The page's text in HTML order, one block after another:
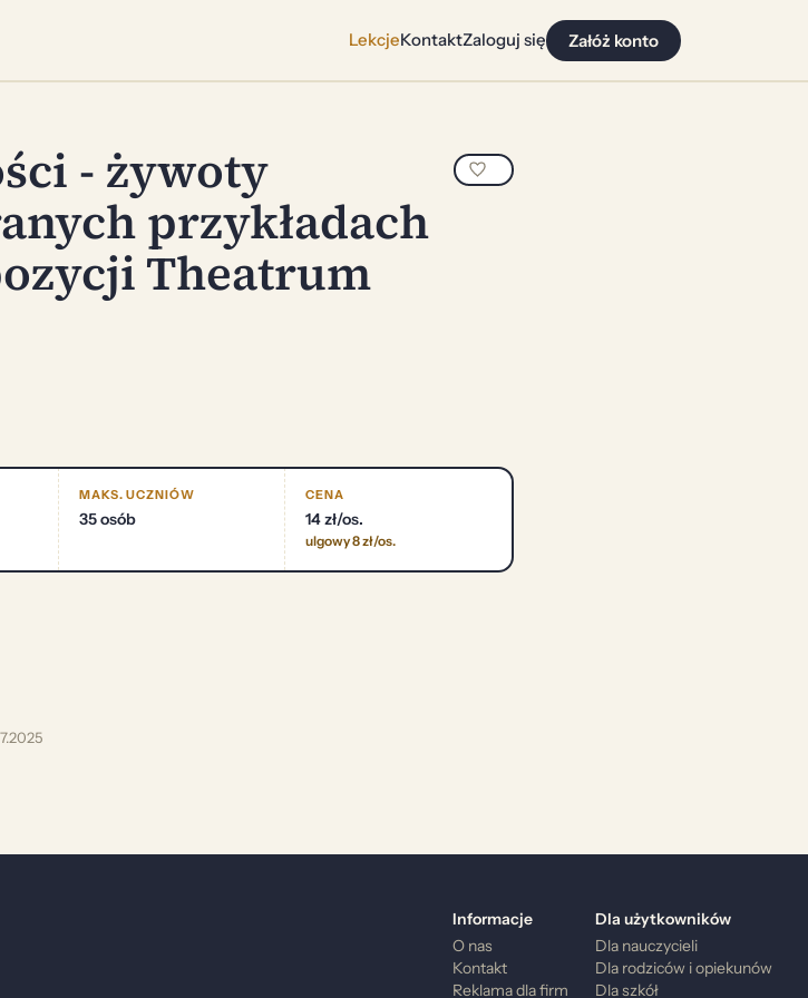
LekcjeKontaktZaloguj się Załóż konto
- żywoty
przykładach
Theatrum
MAKS. UCZNIÓW
35 osób
CENA
14 zł/os.
ulgowy 8 zł/os.
Informacje
O nas
Kontakt
Reklama dla firm
Dla użytkowników
Dla nauczycieli
Dla rodziców i opiekunów
Dla szkół